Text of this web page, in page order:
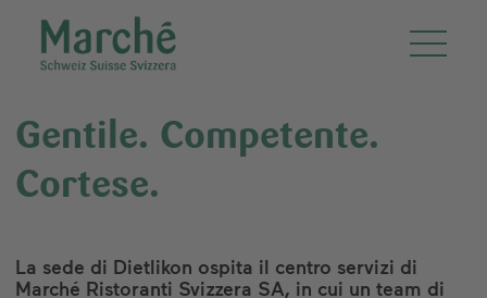
Gentile. Competente.
Cortese.
La sede di Dietlikon ospita il centro servizi di
Marché Ristoranti Svizzera SA, in cui un team di